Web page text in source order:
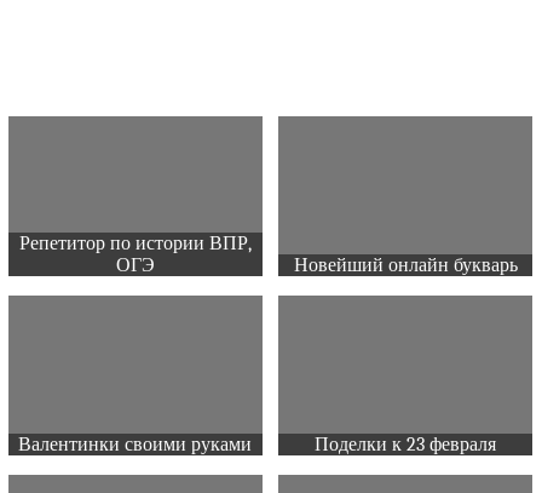
Репетитор по истории ВПР,
ОГЭ
Новейший онлайн букварь
Валентинки своими руками Поделки к 23 февраля